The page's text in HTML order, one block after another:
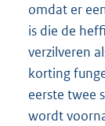
omdat er
is die de
verzilveren
korting
eerste twee
wordt